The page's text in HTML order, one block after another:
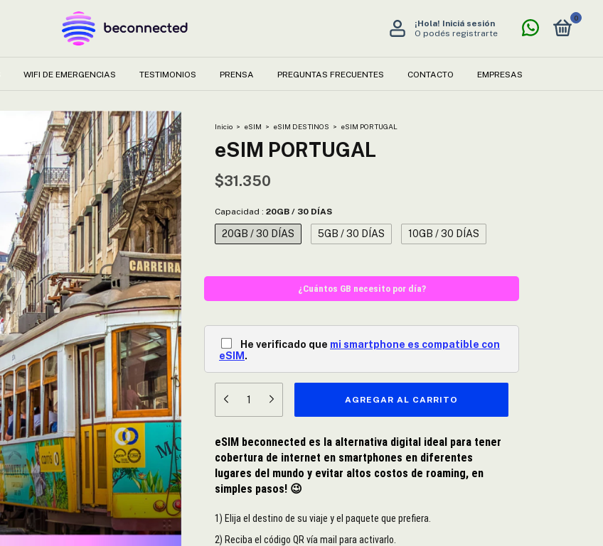
¡Hola! Iniciá sesión
O podés registrarte
0
WIFI DE EMERGENCIAS TESTIMONIOS PRENSA PREGUNTAS FRECUENTES CONTACTO EMPRESAS
Inicio > eSIM > eSIM DESTINOS > eSIM PORTUGAL
eSIM PORTUGAL
$31.350
Capacidad : 20GB / 30 DÍAS
20GB / 30 DÍAS 5GB / 30 DÍAS 10GB / 30 DÍAS
¿Cuántos GB necesito por día?
He verificado que mi smartphone es compatible con
eSIM .
eSIM beconnected es la alternativa digital ideal para tener
cobertura de internet en smartphones en diferentes
lugares del mundo y evitar altos costos de roaming, en
simples pasos! 😉
1) Elija el destino de su viaje y el paquete que prefiera.
2) Reciba el código QR vía mail para activarlo.